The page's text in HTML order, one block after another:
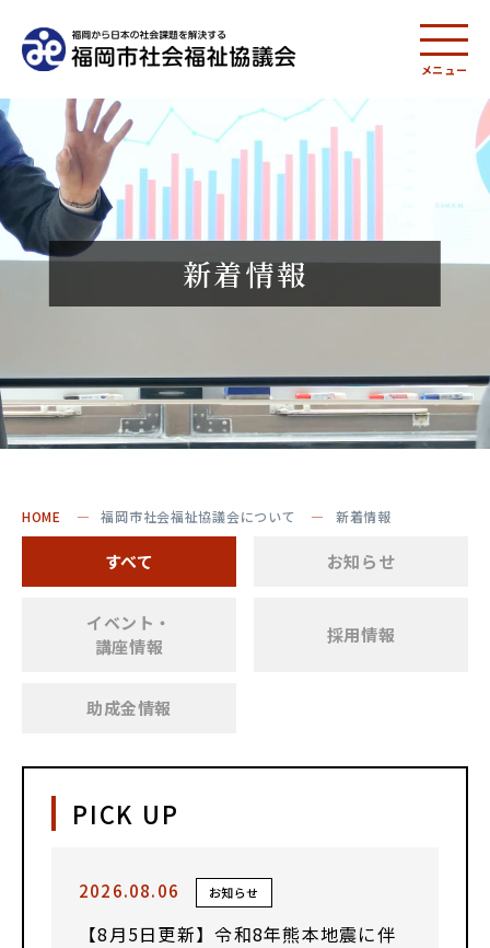
メニュー
新着情報
HOME 福岡市社会福祉協議会について 新着情報
すべて お知らせ
イベント・
講座情報
採用情報
助成金情報
PICK UP
2026.08.06 お知らせ
【8月5日更新】令和8年熊本地震に伴